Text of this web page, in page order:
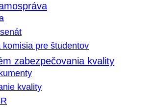
komisia pre študentov
zabezpečovania kvality
kvality